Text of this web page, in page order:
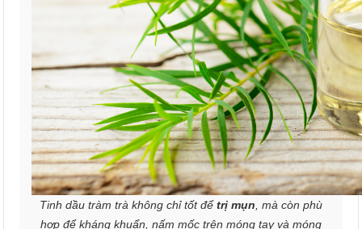
Tinh dầu tràm trà không chỉ tốt đểtrị mụn, mà còn phù
hợp để kháng khuẩn, nấm mốc trên móng tay và móng